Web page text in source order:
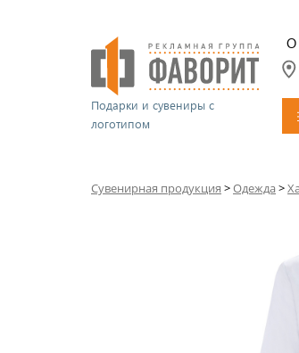
Подарки и сувениры с
логотипом
О
Сувенирная продукция >Одежда>